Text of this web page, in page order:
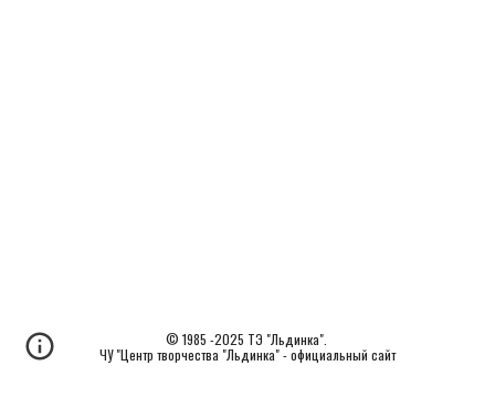
© 1985 -2025 ТЭ "Льдинка".
ЧУ "Центр творчества "Льдинка" - официальный сайт